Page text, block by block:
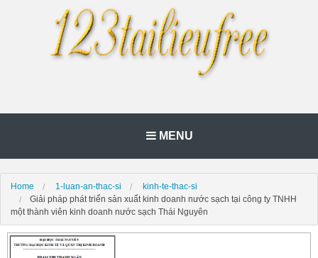
MENU
Home 1-luan-an-thac-si
kinh-te-thac-si
Giải pháp phát triển sản xuẩt kinh doanh nước sạch tại công ty TNHH
một thành viên kinh doanh nước sạch Thái Nguyên